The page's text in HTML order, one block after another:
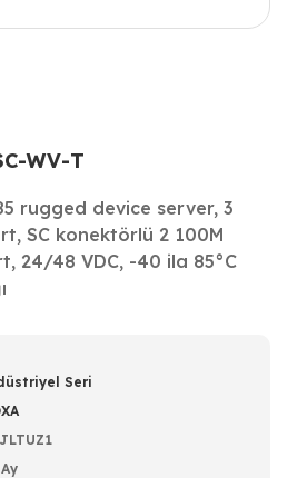
WV-T
rugged device server, 3
SC konektörlü 2 100M
24/48 VDC, -40 ila 85°C
Seri